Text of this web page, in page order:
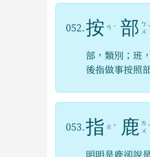
052. 按 ㄢ ˋ 部 ㄅ
ㄨ ˋ
部，類別；班
後指做事按照
053. 指 ㄓ ˇ 鹿 ㄌ
ㄨ ˋ
明明是鹿卻說